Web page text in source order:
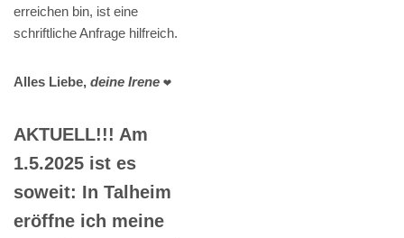
erreichen bin, ist eine
schriftliche Anfrage hilfreich.
Alles Liebe, deine Irene ❤️
AKTUELL!!! Am
1.5.2025 ist es
soweit: In Talheim
eröffne ich meine